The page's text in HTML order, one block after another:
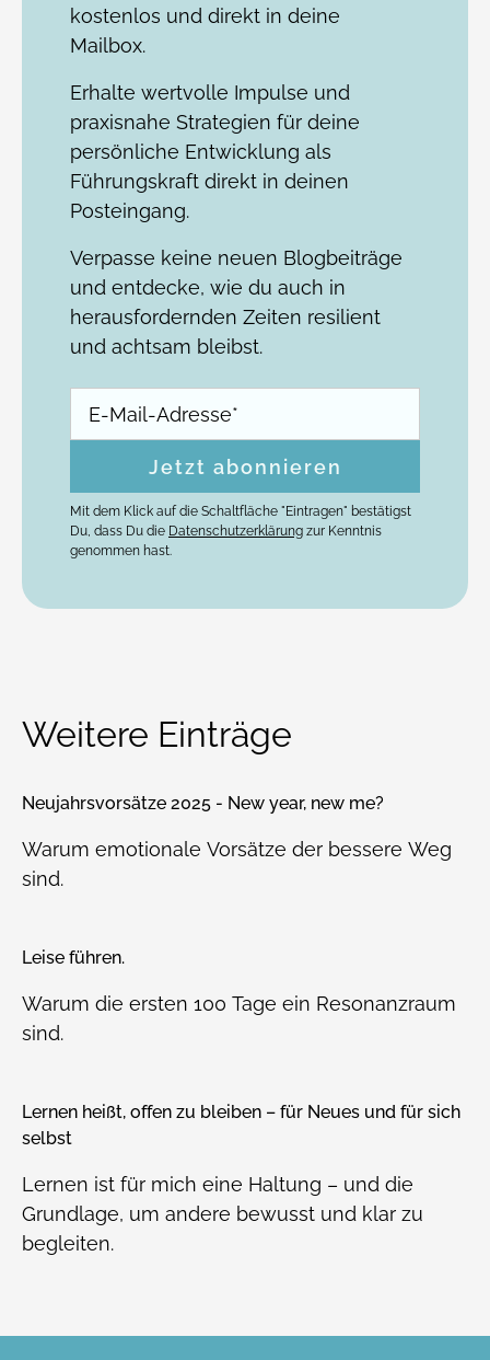
kostenlos und direkt in deine
Mailbox.
Erhalte wertvolle Impulse und
praxisnahe Strategien für deine
persönliche Entwicklung als
Führungskraft direkt in deinen
Posteingang.
Verpasse keine neuen Blogbeiträge
und entdecke, wie du auch in
herausfordernden Zeiten resilient
und achtsam bleibst.
Mit dem Klick auf die Schaltfläche "Eintragen" bestätigst
Du, dass Du die Datenschutzerklärung zur Kenntnis
genommen hast.
Weitere Einträge
Neujahrsvorsätze 2025 - New year, new me?
Warum emotionale Vorsätze der bessere Weg
sind.
Leise führen.
Warum die ersten 100 Tage ein Resonanzraum
sind.
Lernen heißt, offen zu bleiben – für Neues und für sich
selbst
Lernen ist für mich eine Haltung – und die
Grundlage, um andere bewusst und klar zu
begleiten.